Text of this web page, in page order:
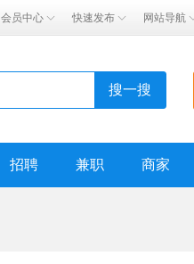
会员中心 快速发布 网站导航
搜一搜
招聘 兼职 商家